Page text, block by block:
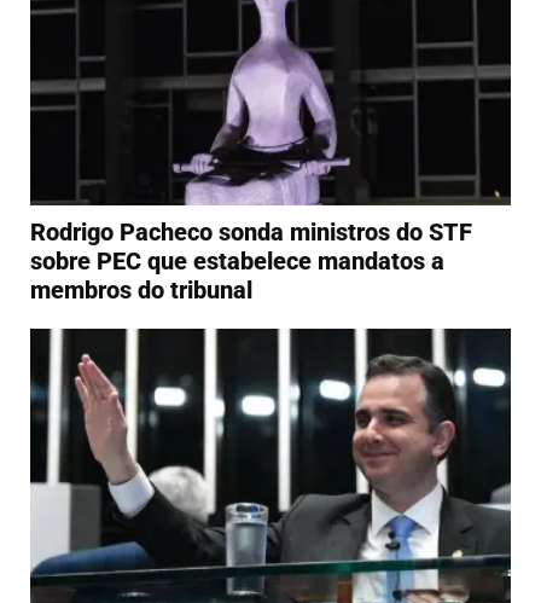
Rodrigo Pacheco sonda ministros do STF
sobre PEC que estabelece mandatos a
membros do tribunal